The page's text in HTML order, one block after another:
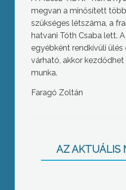
megvan a minősített
szükséges létszáma, a
hatvani Tóth Csaba lett.
egyébként rendkívüli
várható, akkor kezdődhet
munka.
Faragó Zoltán
AZ AKTUÁLIS